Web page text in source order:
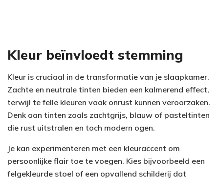
Kleur beïnvloedt stemming
Kleur is cruciaal in de transformatie van je slaapkamer.
Zachte en neutrale tinten bieden een kalmerend effect,
terwijl te felle kleuren vaak onrust kunnen veroorzaken.
Denk aan tinten zoals zachtgrijs, blauw of pasteltinten
die rust uitstralen en toch modern ogen.
Je kan experimenteren met een kleuraccent om
persoonlijke flair toe te voegen. Kies bijvoorbeeld een
felgekleurde stoel of een opvallend schilderij dat